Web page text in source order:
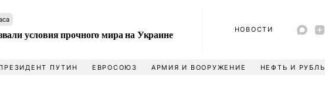
условия прочного мира на Украине НОВОСТИ
ПУТИН ЕВРОСОЮЗ АРМИЯ И ВООРУЖЕНИЕ НЕФТЬ И РУБЛЬ